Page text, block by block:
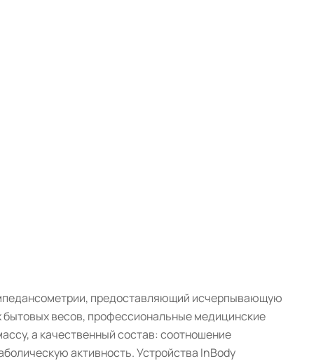
предоставляющий исчерпывающую
весов, профессиональные медицинские
а качественный состав: соотношение
активность. Устройства InBody